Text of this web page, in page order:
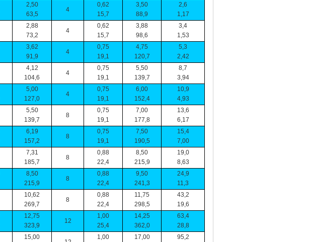
2,50
63,5
4
0,62
15,7
3,50
88,9
2,6
1,17
2,88
73,2
4
0,62
15,7
3,88
98,6
3,4
1,53
3,62
91,9
4
0,75
19,1
4,75
120,7
5,3
2,42
4,12
104,6
4
0,75
19,1
5,50
139,7
8,7
3,94
5,00
127,0
4
0,75
19,1
6,00
152,4
10,9
4,93
5,50
139,7
8
0,75
19,1
7,00
177,8
13,6
6,17
6,19
157,2
8
0,75
19,1
7,50
190,5
15,4
7,00
7,31
185,7
8
0,88
22,4
8,50
215,9
19,0
8,63
8,50
215,9
8
0,88
22,4
9,50
241,3
24,9
11,3
10,62
269,7
8
0,88
22,4
11,75
298,5
43,2
19,6
12,75
323,9
12
1,00
25,4
14,25
362,0
63,4
28,8
15,00 1,00 17,00 95,2